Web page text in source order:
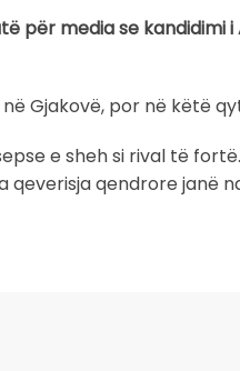
për media se
Gjakovë, por në këtë
e sheh si rival të
qendrore janë